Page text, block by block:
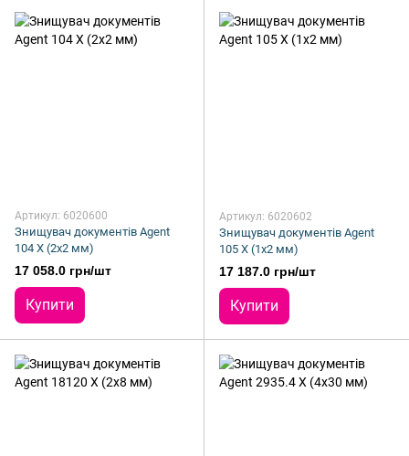
Артикул: 6020600
Знищувач документів Agent
104 X (2x2 мм)
17 058.0 грн/шт
Купити
Артикул: 6020602
Знищувач документів Agent
105 X (1x2 мм)
17 187.0 грн/шт
Купити